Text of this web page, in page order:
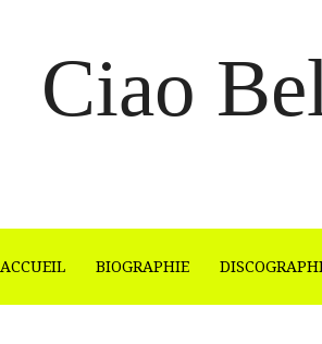
Ciao
ACCUEIL BIOGRAPHIE